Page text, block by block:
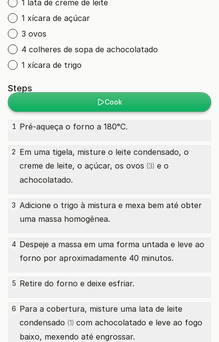
1 lata de creme de leite
1 xícara de açúcar
3 ovos
4 colheres de sopa de achocolatado
1 xícara de trigo
Steps
Cook
1 Pré-aqueça o forno a 180°C.
2 Em uma tigela, misture o leite condensado, o
creme de leite, o açúcar, os ovos (3) e o
achocolatado.
3 Adicione o trigo à mistura e mexa bem até obter
uma massa homogênea.
4 Despeje a massa em uma forma untada e leve ao
forno por aproximadamente 40 minutos.
5 Retire do forno e deixe esfriar.
6 Para a cobertura, misture uma lata de leite
condensado (1) com achocolatado e leve ao fogo
baixo, mexendo até engrossar.